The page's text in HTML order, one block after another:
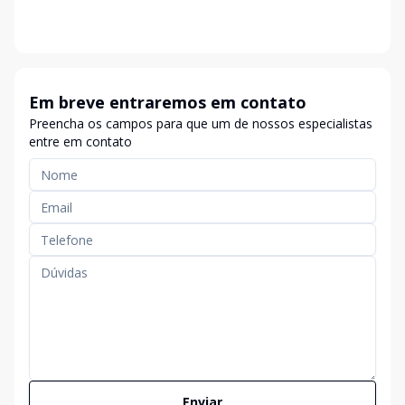
Em breve entraremos em contato
Preencha os campos para que um de nossos especialistas
entre em contato